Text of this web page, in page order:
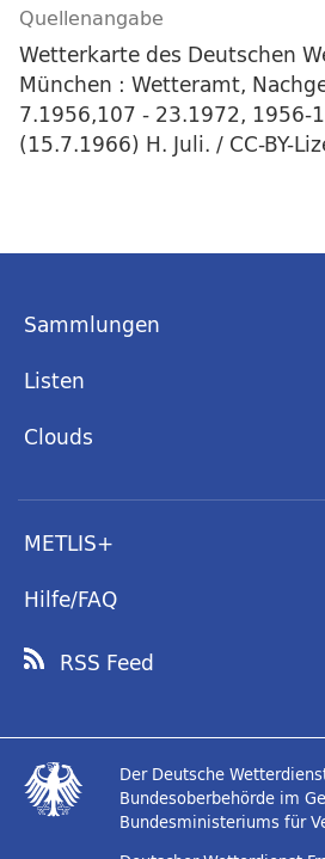
Quellenangabe
Wetterkarte des Deutschen
München : Wetteramt,
7.1956,107 - 23.1972, 1956-
(15.7.1966) H. Juli. / CC-BY-
Sammlungen
Listen
Clouds
METLIS+
Hilfe/FAQ
RSS Feed
Der Deutsche
Bundesoberbehörde im
Bundesministeriums für